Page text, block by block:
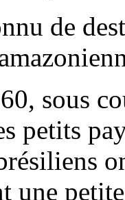
de
sous
petits
une